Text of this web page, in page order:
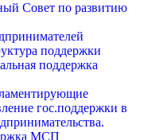
Совет по развитию
поддержки
поддержка
гос.поддержки в
МСП